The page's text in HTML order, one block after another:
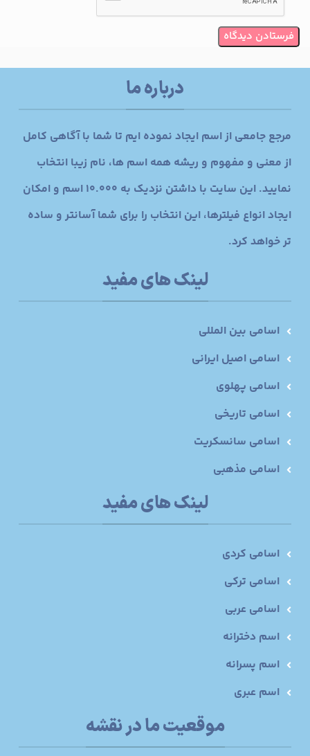
درباره ما
مرجع جامعی از اسم ایجاد نموده ایم تا شما با آگاهی کامل
از معنی و مفهوم و ریشه همه اسم ها، نام زیبا انتخاب
نمایید. این سایت با داشتن نزدیک به 10.000 اسم و امکان
ایجاد انواع فیلترها، این انتخاب را برای شما آسانتر و ساده
تر خواهد کرد.
لینک های مفید
اسامی بین المللی
اسامی اصیل ایرانی
اسامی پهلوی
اسامی تاریخی
اسامی سانسکریت
اسامی مذهبی
لینک های مفید
اسامی کردی
اسامی ترکی
اسامی عربی
اسم دخترانه
اسم پسرانه
اسم عبری
موقعیت ما در نقشه